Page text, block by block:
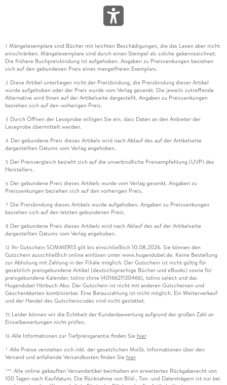
1 Mängelexemplare sind Bücher mit leichten Beschädigungen, die das Lesen aber nicht
einschränken. Mängelexemplare sind durch einen Stempel als solche gekennzeichnet.
Die frühere Buchpreisbindung ist aufgehoben. Angaben zu Preissenkungen beziehen
sich auf den gebundenen Preis eines mangelfreien Exemplars.
2 Diese Artikel unterliegen nicht der Preisbindung, die Preisbindung dieser Artikel
wurde aufgehoben oder der Preis wurde vom Verlag gesenkt. Die jeweils zutreffende
Alternative wird Ihnen auf der Artikelseite dargestellt. Angaben zu Preissenkungen
beziehen sich auf den vorherigen Preis.
3 Durch Öffnen der Leseprobe willigen Sie ein, dass Daten an den Anbieter der
Leseprobe übermittelt werden.
4 Der gebundene Preis dieses Artikels wird nach Ablauf des auf der Artikelseite
dargestellten Datums vom Verlag angehoben.
5 Der Preisvergleich bezieht sich auf die unverbindliche Preisempfehlung (UVP) des
Herstellers.
6 Der gebundene Preis dieses Artikels wurde vom Verlag gesenkt. Angaben zu
Preissenkungen beziehen sich auf den vorherigen Preis.
7 Die Preisbindung dieses Artikels wurde aufgehoben. Angaben zu Preissenkungen
beziehen sich auf den letzten gebundenen Preis.
8 Der gebundene Preis dieses Artikels wird nach Ablauf des auf der Artikelseite
dargestellten Datums vom Verlag angehoben.
12 Ihr Gutschein SOMMER13 gilt bis einschließlich 10.08.2026. Sie können den
Gutschein ausschließlich online einlösen unter www.hugendubel.de. Keine Bestellung
zur Abholung mit Zahlung in der Filiale möglich. Der Gutschein ist nicht gültig für
gesetzlich preisgebundene Artikel (deutschsprachige Bücher und eBooks) sowie für
preisgebundene Kalender, tolino shine (4016621130466), tolino select und das
Hugendubel Hörbuch Abo. Der Gutschein ist nicht mit anderen Gutscheinen und
Geschenkkarten kombinierbar. Eine Barauszahlung ist nicht möglich. Ein Weiterverkauf
und der Handel des Gutscheincodes sind nicht gestattet.
15 Leider können wir die Echtheit der Kundenbewertung aufgrund der großen Zahl an
Einzelbewertungen nicht prüfen.
16 Alle Informationen zur Tiefpreisgarantie finden Sie hier
* Alle Preise verstehen sich inkl. der gesetzlichen MwSt. Informationen über den
Versand und anfallende Versandkosten finden Sie hier
*** Alle online gekauften Versandartikel beinhalten ein erweitertes Rückgaberecht von
100 Tagen nach Kaufdatum. Die Rücknahme von Bild-, Ton- und Datenträgern ist nur bei